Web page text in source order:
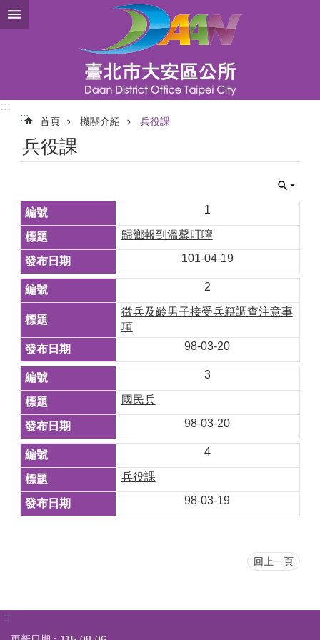
跳到主要內容區塊
:::
:::
首頁 機關介紹 兵役課
兵役課
1
歸鄉報到溫馨叮嚀
101-04-19
2
徵兵及齡男子接受兵籍調查注意事
項
98-03-20
3
國民兵
98-03-20
4
兵役課
98-03-19
回上一頁
:::